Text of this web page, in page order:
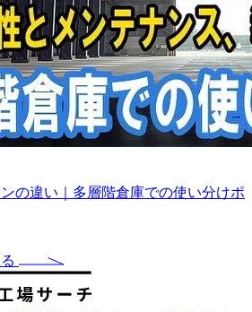
の違い｜多層階倉庫での使い分けポ